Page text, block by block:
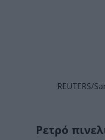
REUTERS/
Ρετρό